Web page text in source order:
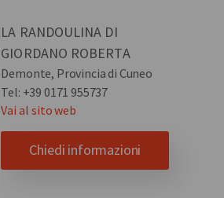
LA RANDOULINA DI
GIORDANO ROBERTA
Demonte, Provincia di Cuneo
Tel: +39 0171 955737
Vai al sito web
Chiedi informazioni